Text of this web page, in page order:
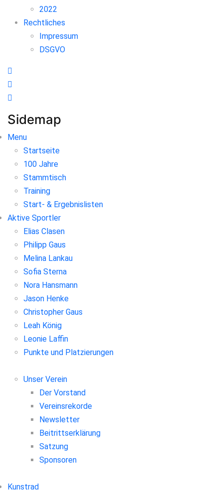
2022
Rechtliches
Impressum
DSGVO
Sidemap
Menu
Startseite
100 Jahre
Stammtisch
Training
Start- & Ergebnislisten
Aktive Sportler
Elias Clasen
Philipp Gaus
Melina Lankau
Sofia Sterna
Nora Hansmann
Jason Henke
Christopher Gaus
Leah König
Leonie Laffin
Punkte und Platzierungen
Unser Verein
Der Vorstand
Vereinsrekorde
Newsletter
Beitrittserklärung
Satzung
Sponsoren
Kunstrad